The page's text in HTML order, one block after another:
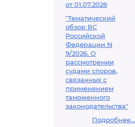
от 01.07.2026
"Тематический
обзор ВС
Российской
Федерации N
9/2026. О
рассмотрении
судами споров,
связанных с
применением
таможенного
законодательства"
Подробнее...